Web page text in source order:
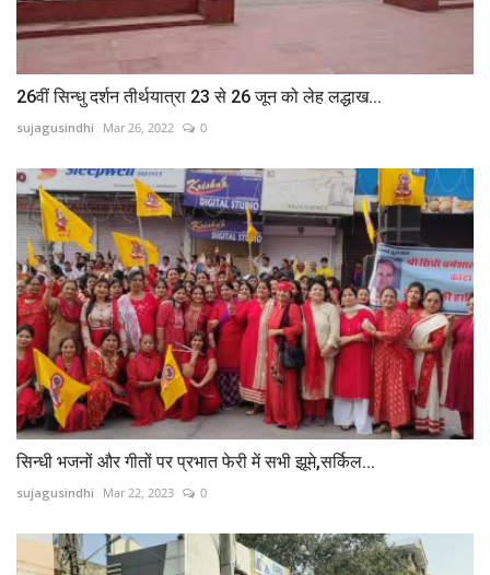
26वीं सिन्धु दर्शन तीर्थयात्रा 23 से 26 जून को लेह लद्धाख...
sujagusindhi Mar 26, 2022 0
सिन्धी भजनों और गीतों पर प्रभात फेरी में सभी झूमे,सर्किल...
sujagusindhi Mar 22, 2023 0